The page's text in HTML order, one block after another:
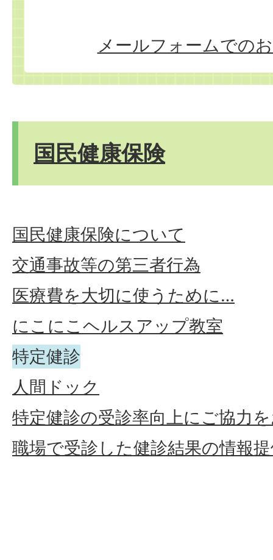
メールフォームでの
国民健康保険
国民健康保険について
交通事故等の第三者行為
医療費を大切に使うために…
にこにこヘルスアップ教室
特定健診
人間ドック
特定健診の受診率向上にご協力
職場で受診した健診結果の情報